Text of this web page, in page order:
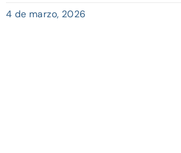
4 de marzo, 2026